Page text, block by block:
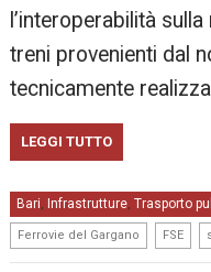
l’interoperabilità
treni provenienti dal
tecnicamente
LEGGI TUTTO
Bari, Infrastrutture, Trasporto
Ferrovie del Gargano FSE